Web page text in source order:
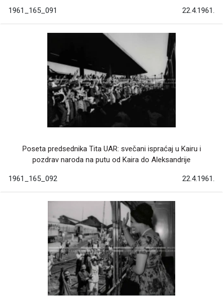
1961_165_091 22.4.1961.
Poseta predsednika Tita UAR: svečani ispraćaj u Kairu i
pozdrav naroda na putu od Kaira do Aleksandrije
1961_165_092 22.4.1961.